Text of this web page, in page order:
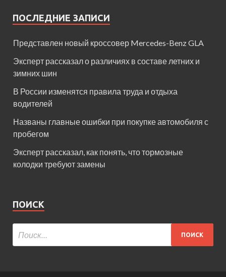
ПОСЛЕДНИЕ ЗАПИСИ
Представлен новый кроссовер Mercedes-Benz GLA
Эксперт рассказал о различиях в составе летних и
зимних шин
В России изменятся правила труда и отдыха
водителей
Названы главные ошибки при покупке автомобиля с
пробегом
Эксперт рассказал, как понять, что тормозные
колодки требуют замены
ПОИСК